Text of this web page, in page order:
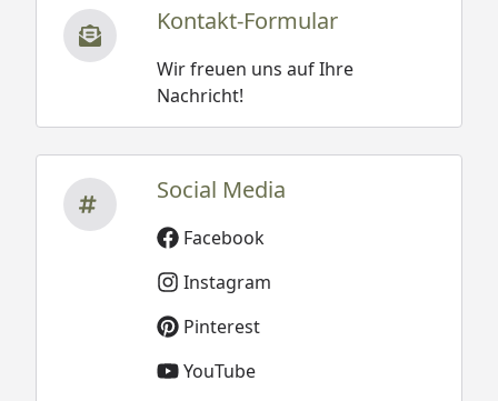
Kontakt-Formular
Wir freuen uns auf Ihre
Nachricht!
Social Media
Facebook
Instagram
Pinterest
YouTube